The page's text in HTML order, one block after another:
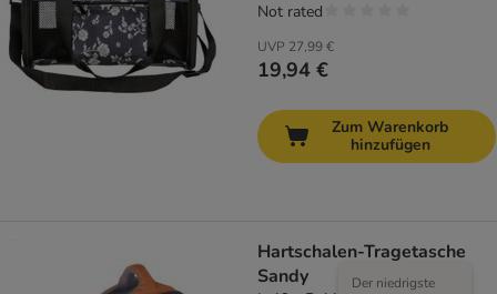
UVP 27,99 €
19,94 €
Not rated
Zum Warenkorb
hinzufügen
Hartschalen-Tragetasche
Sandy
Der niedrigste